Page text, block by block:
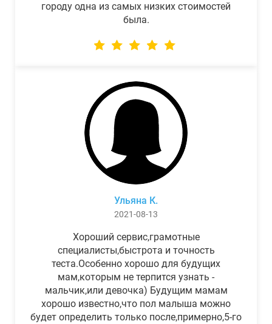
городу одна из самых низких стоимостей
была.
Ульяна К.
2021-08-13
Хороший сервис,грамотные
специалисты,быстрота и точность
теста.Особенно хорошо для будущих
мам,которым не терпится узнать -
мальчик,или девочка) Будущим мамам
хорошо известно,что пол малыша можно
будет определить только после,примерно,5-го